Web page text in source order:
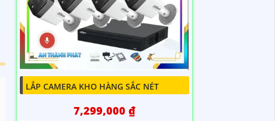
LẮP CAMERA KHO HÀNG SẮC NÉT
7,299,000 ₫